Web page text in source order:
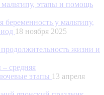
беременность у мальтипу,
18 ноября 2025
средняя
этапы 13 апреля